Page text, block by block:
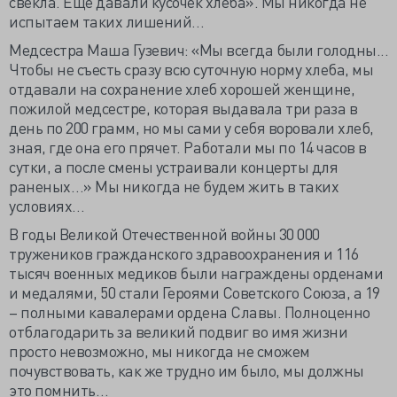
испытаем таких лишений…
Медсестра Маша Гузевич: «Мы всегда были голодны...
Чтобы не съесть сразу всю суточную норму хлеба, мы
отдавали на сохранение хлеб хорошей женщине,
пожилой медсестре, которая выдавала три раза в
день по 200 грамм, но мы сами у себя воровали хлеб,
зная, где она его прячет. Работали мы по 14 часов в
сутки, а после смены устраивали концерты для
раненых…» Мы никогда не будем жить в таких
условиях…
В годы Великой Отечественной войны 30 000
тружеников гражданского здравоохранения и 116
тысяч военных медиков были награждены орденами
и медалями, 50 стали Героями Советского Союза, а 19
– полными кавалерами ордена Славы. Полноценно
отблагодарить за великий подвиг во имя жизни
просто невозможно, мы никогда не сможем
почувствовать, как же трудно им было, мы должны
это помнить…